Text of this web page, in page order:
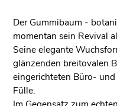
Der Gummibaum -
momentan sein Revival
Seine elegante
glänzenden breitovalen
eingerichteten Büro-
Fülle.